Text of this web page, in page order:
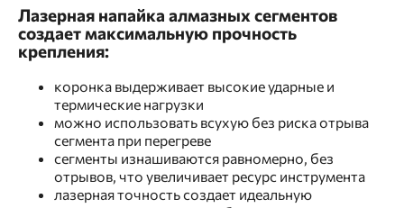
Лазерная напайка алмазных сегментов
создает максимальную прочность
крепления:
коронка выдерживает высокие ударные и
термические нагрузки
можно использовать всухую без риска отрыва
сегмента при перегреве
сегменты изнашиваются равномерно, без
отрывов, что увеличивает ресурс инструмента
лазерная точность создает идеальную